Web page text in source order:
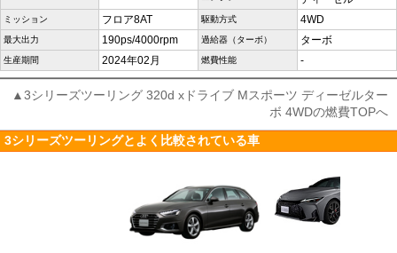
ミッション フロア8AT 駆動方式 4WD
最大出力 190ps/4000rpm 過給器（ターボ） ターボ
生産期間 2024年02月 燃費性能 -
▲3シリーズツーリング 320d xドライブ Mスポーツ ディーゼルター
ボ 4WDの燃費TOPへ
3シリーズツーリングとよく比較されている車